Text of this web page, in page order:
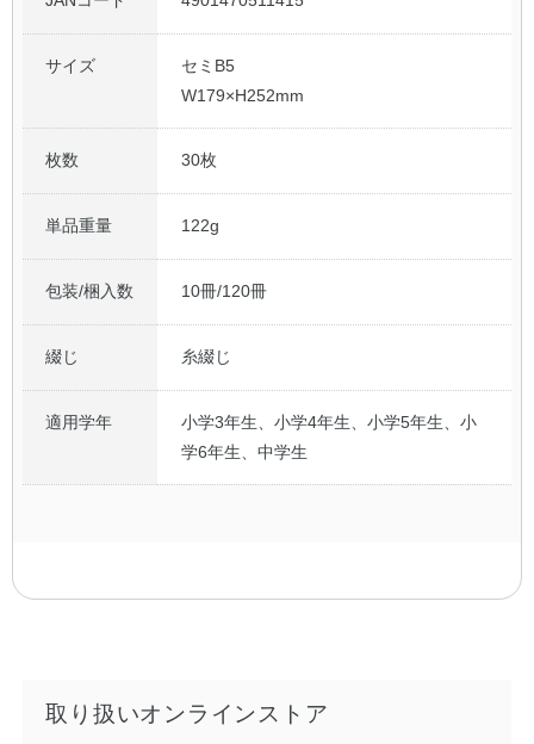
サイズ
セミB5
W179×H252mm
枚数 30枚
単品重量 122g
包装/梱入数 10冊/120冊
綴じ 糸綴じ
適用学年
小学3年生、小学4年生、小学5年生、小
学6年生、中学生
取り扱いオンラインストア